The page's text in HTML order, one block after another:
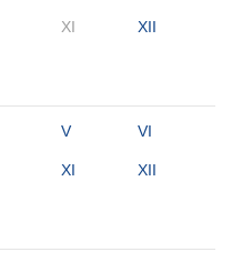
XI XII
V VI
XI XII